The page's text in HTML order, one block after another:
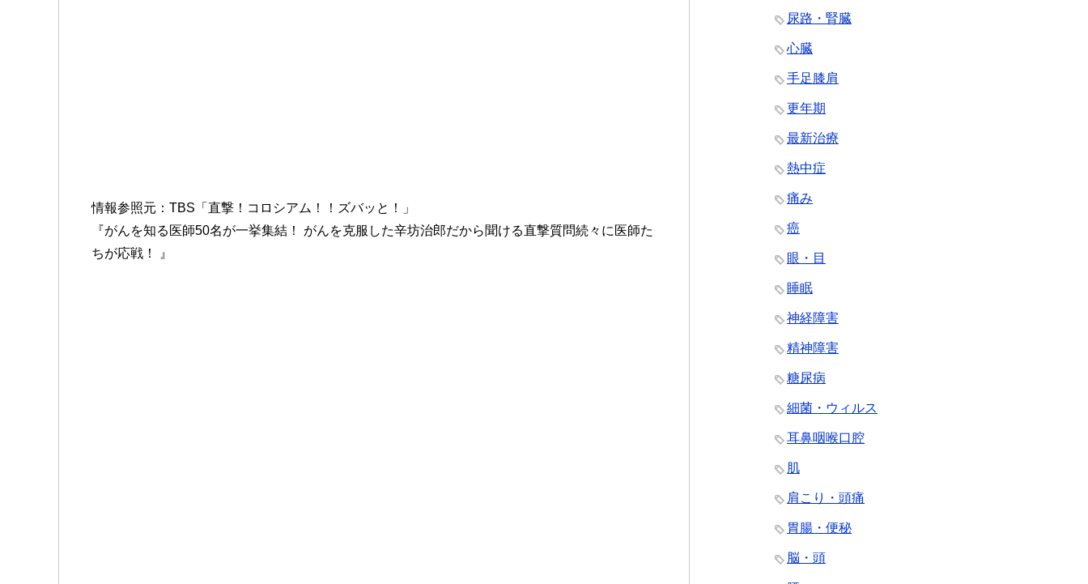
情報参照元：TBS「直撃！コロシアム！！ズバッと！」
『がんを知る医師50名が一挙集結！ がんを克服した辛坊治郎だから聞ける直撃質問続々に医師た
ちが応戦！ 』
尿路・腎臓
心臓
手足膝肩
更年期
最新治療
熱中症
痛み
癌
眼・目
睡眠
神経障害
精神障害
糖尿病
細菌・ウィルス
耳鼻咽喉口腔
肌
肩こり・頭痛
胃腸・便秘
脳・頭